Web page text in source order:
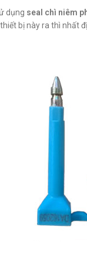
dụng seal chì niêm
bị này ra thì nhất